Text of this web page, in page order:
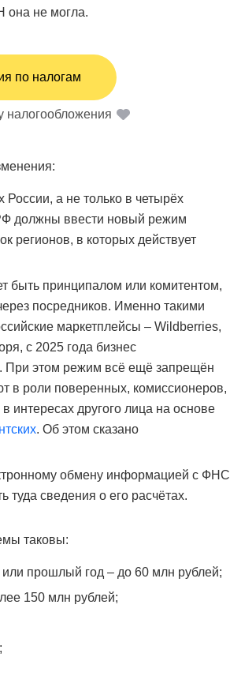
она не могла.
по налогам
налогообложения
России, а не только в четырёх
должны ввести новый режим
регионов, в которых действует
быть принципалом или комитентом,
посредников. Именно такими
маркетплейсы – Wildberries,
с 2025 года бизнес
При этом режим всё ещё запрещён
в роли поверенных, комиссионеров,
интересах другого лица на основе
. Об этом сказано
обмену информацией с ФНС
туда сведения о его расчётах.
таковы:
прошлый год – до 60 млн рублей;
150 млн рублей;